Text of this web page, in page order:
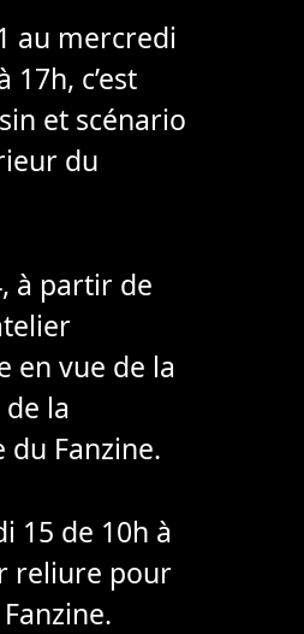
au mercredi
17h, c’est
et scénario
du
à partir de
en vue de la
la
Fanzine.
15 de 10h à
reliure pour